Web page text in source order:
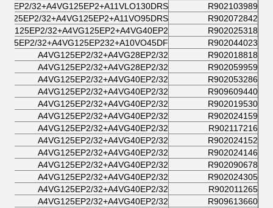
R902103989
32+A4VG125EP2+A11VLO130DRS/
R902072842
32+A4VG125EP2+A11VO95DRS/
R902025318
32+A4VG125EP2+A4VG40EP2
R902044023
32+A4VG125EP232+A10VO45DF
R902018818
A4VG125EP2/32+A4VG28EP2/32
R902059959
A4VG125EP2/32+A4VG28EP2/32
R902053286
A4VG125EP2/32+A4VG40EP2/32
R909609440
A4VG125EP2/32+A4VG40EP2/32
R902019530
A4VG125EP2/32+A4VG40EP2/32
R902024159
A4VG125EP2/32+A4VG40EP2/32
R902117216
A4VG125EP2/32+A4VG40EP2/32
R902024152
A4VG125EP2/32+A4VG40EP2/32
R902024146
A4VG125EP2/32+A4VG40EP2/32
R902090678
A4VG125EP2/32+A4VG40EP2/32
R902024305
A4VG125EP2/32+A4VG40EP2/32
R902011265
A4VG125EP2/32+A4VG40EP2/32
R909613660
A4VG125EP2/32+A4VG40EP2/32